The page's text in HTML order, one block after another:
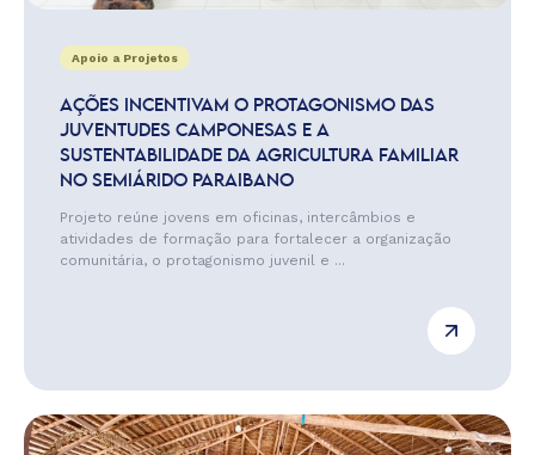
Apoio a Projetos
AÇÕES INCENTIVAM O PROTAGONISMO DAS
JUVENTUDES CAMPONESAS E A
SUSTENTABILIDADE DA AGRICULTURA FAMILIAR
NO SEMIÁRIDO PARAIBANO
Projeto reúne jovens em oficinas, intercâmbios e
atividades de formação para fortalecer a organização
comunitária, o protagonismo juvenil e ...